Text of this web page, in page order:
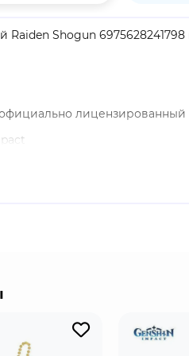
Raiden Shogun
лицензированный
урон отряда и